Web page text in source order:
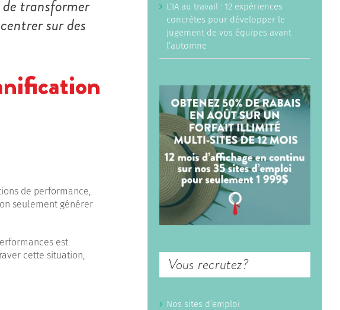
transformer
sur des
de performance,
seulement générer
est
cette situation,
L’IA au travail : 12 expériences
concrètes pour développer le
jugement de vos équipes avant
l’automne
Vous recrutez?
Nos sites d’emploi